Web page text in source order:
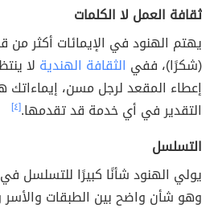
ثقافة العمل لا الكلمات
يهتم الهنود في الإيمائات أكثر
(شكرًا)، ففي الثقافة الهندية لا
إعطاء المقعد لرجل مسن، إيماءاتك
التقدير في أي خدمة قد تقدمها.[٤]
التسلسل
يولي الهنود شأنًا كبيرًا للتسلسل في
وهو شأن واضح بين الطبقات والأسر